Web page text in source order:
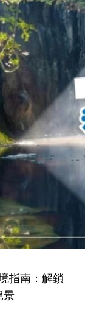
指南：解鎖
景